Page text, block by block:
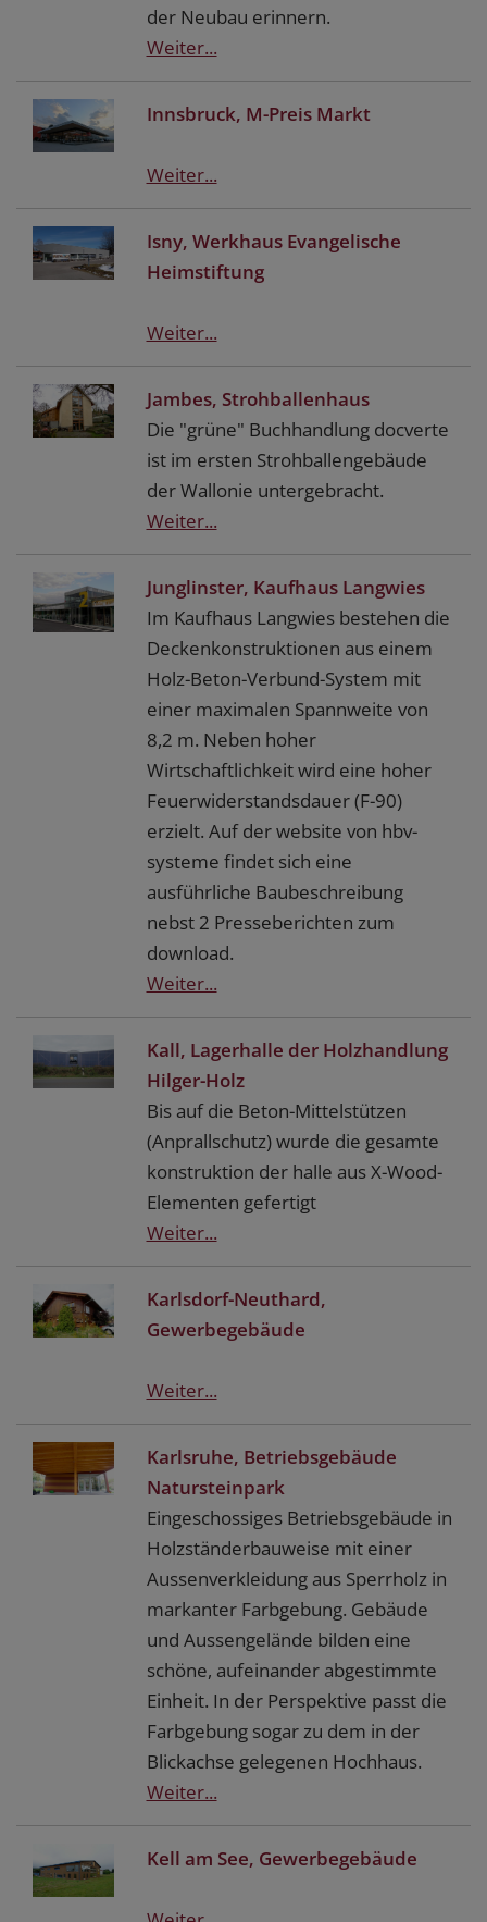
der Neubau erinnern.
Weiter...
Innsbruck, M-Preis Markt
Weiter...
Isny, Werkhaus Evangelische
Heimstiftung
Weiter...
Jambes, Strohballenhaus
Die "grüne" Buchhandlung docverte
ist im ersten Strohballengebäude
der Wallonie untergebracht.
Weiter...
Junglinster, Kaufhaus Langwies
Im Kaufhaus Langwies bestehen die
Deckenkonstruktionen aus einem
Holz-Beton-Verbund-System mit
einer maximalen Spannweite von
8,2 m. Neben hoher
Wirtschaftlichkeit wird eine hoher
Feuerwiderstandsdauer (F-90)
erzielt. Auf der website von hbv-
systeme findet sich eine
ausführliche Baubeschreibung
nebst 2 Presseberichten zum
download.
Weiter...
Kall, Lagerhalle der Holzhandlung
Hilger-Holz
Bis auf die Beton-Mittelstützen
(Anprallschutz) wurde die gesamte
konstruktion der halle aus X-Wood-
Elementen gefertigt
Weiter...
Karlsdorf-Neuthard,
Gewerbegebäude
Weiter...
Karlsruhe, Betriebsgebäude
Natursteinpark
Eingeschossiges Betriebsgebäude in
Holzständerbauweise mit einer
Aussenverkleidung aus Sperrholz in
markanter Farbgebung. Gebäude
und Aussengelände bilden eine
schöne, aufeinander abgestimmte
Einheit. In der Perspektive passt die
Farbgebung sogar zu dem in der
Blickachse gelegenen Hochhaus.
Weiter...
Kell am See, Gewerbegebäude